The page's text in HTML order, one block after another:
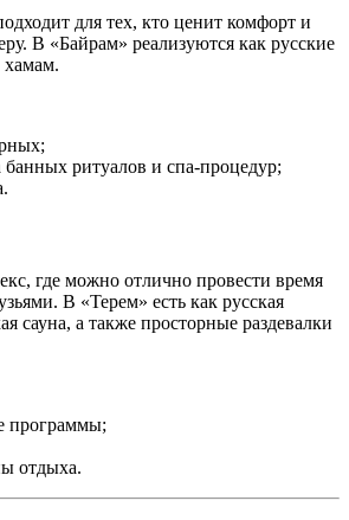
для тех, кто ценит комфорт и
В «Байрам» реализуются как русские
хамам.
банных ритуалов и спа-процедур;
где можно отлично провести время
В «Терем» есть как русская
сауна, а также просторные раздевалки
программы;
отдыха.